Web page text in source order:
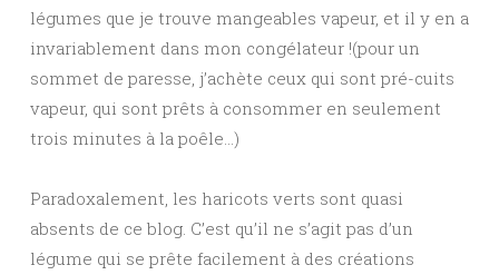
légumes que je trouve mangeables vapeur, et il y en a
invariablement dans mon congélateur !(pour un
sommet de paresse, j’achète ceux qui sont pré-cuits
vapeur, qui sont prêts à consommer en seulement
trois minutes à la poêle…)
Paradoxalement, les haricots verts sont quasi
absents de ce blog. C’est qu’il ne s’agit pas d’un
légume qui se prête facilement à des créations